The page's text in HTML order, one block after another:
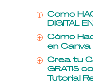
P
Como
DIGITAL
P
Cómo
en Canva
P
Crea tu
GRATIS
Tutorial